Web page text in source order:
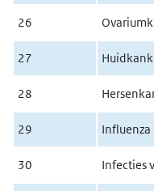
26
27
28
29 Influenza
30 Infecties